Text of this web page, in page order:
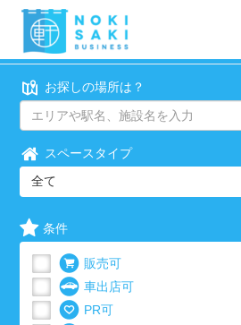
お探しの場所は？
スペースタイプ
全て
条件
販売可
車出店可
PR可